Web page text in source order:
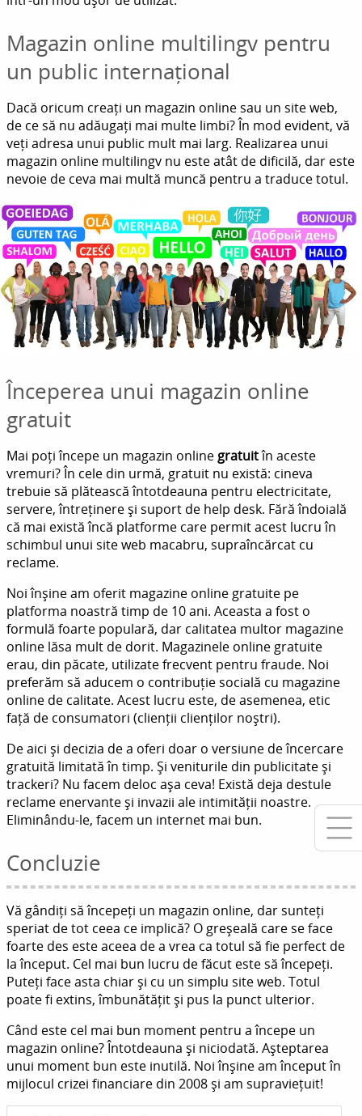
Magazin online multilingv pentru
un public internațional
Dacă oricum creați un magazin online sau un site web,
de ce să nu adăugați mai multe limbi? În mod evident, vă
veți adresa unui public mult mai larg. Realizarea unui
magazin online multilingv nu este atât de dificilă, dar este
nevoie de ceva mai multă muncă pentru a traduce totul.
Începerea unui magazin online
gratuit
Mai poți începe un magazin online gratuitîn aceste
vremuri? În cele din urmă, gratuit nu există: cineva
trebuie să plătească întotdeauna pentru electricitate,
servere, întreținere și suport de help desk. Fără îndoială
că mai există încă platforme care permit acest lucru în
schimbul unui site web macabru, supraîncărcat cu
reclame.
Noi înșine am oferit magazine online gratuite pe
platforma noastră timp de 10 ani. Aceasta a fost o
formulă foarte populară, dar calitatea multor magazine
online lăsa mult de dorit. Magazinele online gratuite
erau, din păcate, utilizate frecvent pentru fraude. Noi
preferăm să aducem o contribuție socială cu magazine
online de calitate. Acest lucru este, de asemenea, etic
față de consumatori (clienții clienților noștri).
De aici și decizia de a oferi doar o versiune de încercare
gratuită limitată în timp. Și veniturile din publicitate și
trackeri? Nu facem deloc așa ceva! Există deja destule
reclame enervante și invazii ale intimității noastre.
Eliminându-le, facem un internet mai bun.
Concluzie
Vă gândiți să începeți un magazin online, dar sunteți
speriat de tot ceea ce implică? O greșeală care se face
foarte des este aceea de a vrea ca totul să fie perfect de
la început. Cel mai bun lucru de făcut este să începeți.
Puteți face asta chiar și cu un simplu site web. Totul
poate fi extins, îmbunătățit și pus la punct ulterior.
Când este cel mai bun moment pentru a începe un
magazin online? Întotdeauna și niciodată. Așteptarea
unui moment bun este inutilă. Noi înșine am început în
mijlocul crizei financiare din 2008 și am supraviețuit!